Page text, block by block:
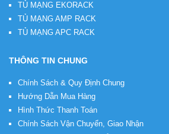
TỦ MẠNG EKORACK
TỦ MẠNG AMP RACK
TỦ MẠNG APC RACK
THÔNG TIN CHUNG
Chính Sách & Quy Định Chung
Hướng Dẫn Mua Hàng
Hình Thức Thanh Toán
Chính Sách Vận Chuyển, Giao Nhận